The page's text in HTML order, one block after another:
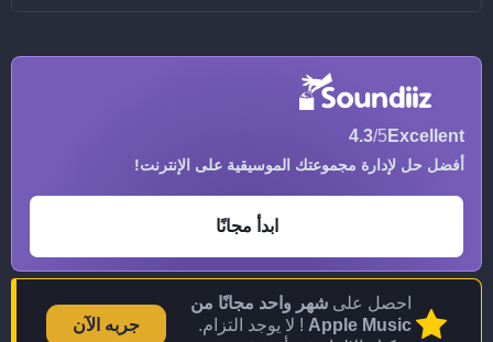
Excellent
4.3/5
أفضل حل لإدارة مجموعتك الموسيقية على الإنترنت!
ابدأ مجانًا
احصل على شهر واحد مجانًا من
Apple Music ! لا يوجد التزام.
جربه الآن